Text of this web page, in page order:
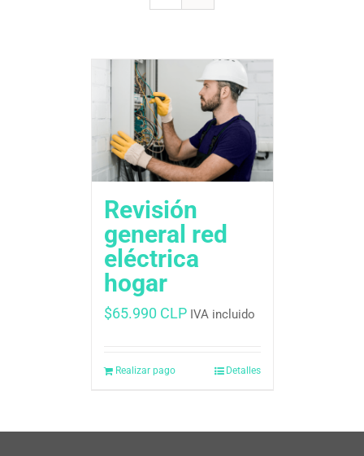
Revisión
general red
eléctrica
hogar
$65.990 CLP IVA incluido
Realizar pago Detalles